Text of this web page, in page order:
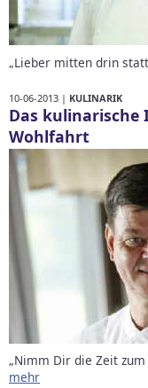
„Lieber mitten drin
10-06-2013 | KULINARIK
Das
Wohlfahrt
„Nimm Dir die Zeit
mehr